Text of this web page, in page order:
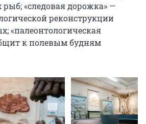
«следовая дорожка» —
реконструкции
«палеонтологическая
к полевым будням